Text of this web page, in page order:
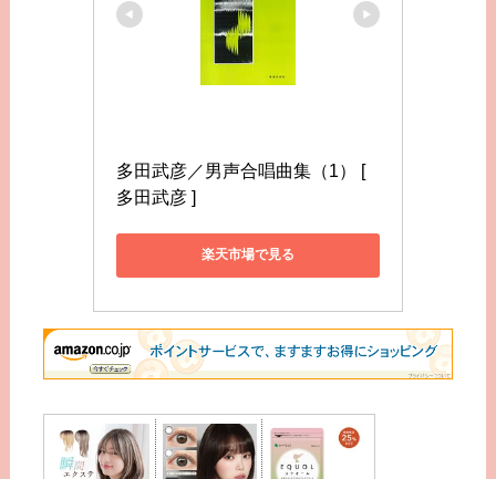
多田武彦／男声合唱曲集（1） [
多田武彦 ]
楽天市場で見る